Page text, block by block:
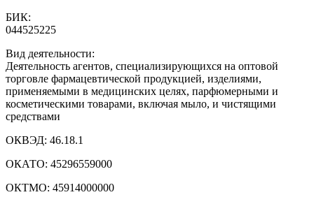
БИК:
044525225
Вид деятельности:
Деятельность агентов, специализирующихся на оптовой
торговле фармацевтической продукцией, изделиями,
применяемыми в медицинских целях, парфюмерными и
косметическими товарами, включая мыло, и чистящими
средствами
ОКВЭД: 46.18.1
ОКАТО: 45296559000
ОКТМО: 45914000000